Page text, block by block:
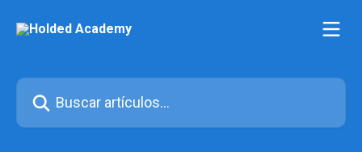
Buscar artículos...